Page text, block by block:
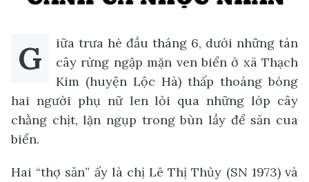
G
iữa trưa hè đầu tháng 6, dưới những tán
cây rừng ngập mặn ven biển ở xã Thạch
Kim (huyện Lộc Hà) thấp thoáng bóng
hai người phụ nữ len lỏi qua những lớp cây
chằng chịt, lặn ngụp trong bùn lầy để săn cua
biển.
Hai “thợ săn” ấy là chị Lê Thị Thủy (SN 1973) và